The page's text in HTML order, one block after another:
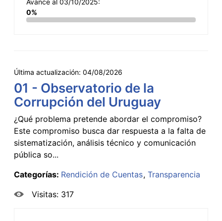
0%
Última actualización: 04/08/2026
01 - Observatorio de la
Corrupción del Uruguay
¿Qué problema pretende abordar el compromiso?
Este compromiso busca dar respuesta a la falta de
sistematización, análisis técnico y comunicación
pública so...
Categorías: Rendición de Cuentas Transparencia
Visitas: 317